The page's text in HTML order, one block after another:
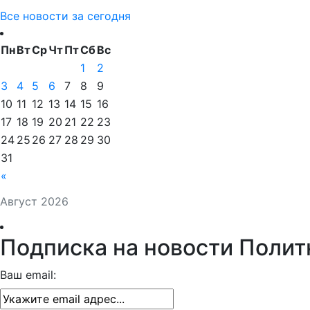
Все новости за сегодня
Август 2026
ПнВтСрЧтПтСбВс
«
1
2
3
4 5 6 7 8
9
10 11 12 13 14 15 16
17 18 19 20 21 22 23
24 25 26 27 28 29 30
31
Подписка на новости
Ваш email: